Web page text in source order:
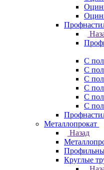
С
С
С
С
С
С
Металлопрокат
Назад
Круглые